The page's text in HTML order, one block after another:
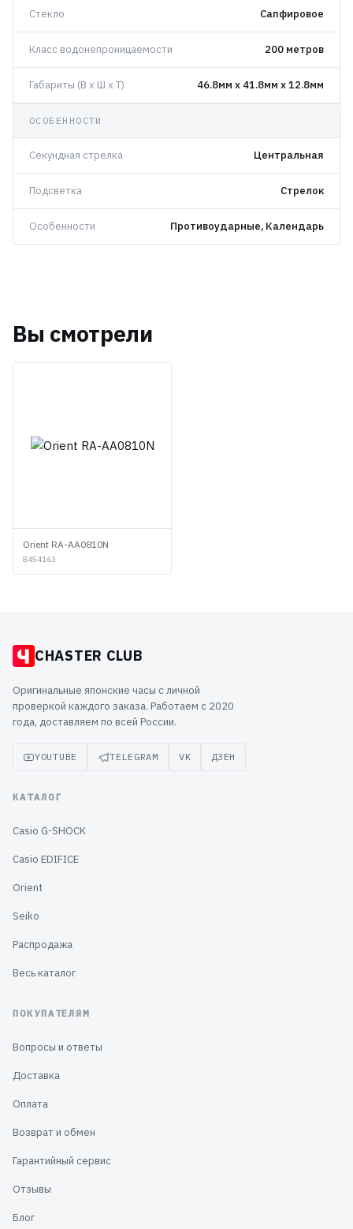
Стекло Сапфировое
Класс водонепроницаемости 200 метров
Габариты (В x Ш x Т) 46.8мм x 41.8мм x 12.8мм
ОСОБЕННОСТИ
Секундная стрелка Центральная
Подсветка Стрелок
Особенности Противоударные, Календарь
Вы смотрели
Orient RA-AA0810N
8454163
CHASTER CLUB
Оригинальные японские часы с личной
проверкой каждого заказа. Работаем с 2020
года, доставляем по всей России.
YOUTUBE TELEGRAM VK ДЗЕН
КАТАЛОГ
Casio G-SHOCK
Casio EDIFICE
Orient
Seiko
Распродажа
Весь каталог
ПОКУПАТЕЛЯМ
Вопросы и ответы
Доставка
Оплата
Возврат и обмен
Гарантийный сервис
Отзывы
Блог